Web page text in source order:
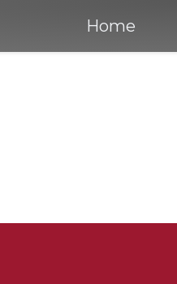
Home